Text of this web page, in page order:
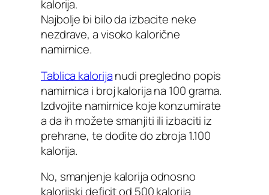
kalorija.
Najbolje bi bilo da izbacite neke
nezdrave, a visoko kalorične
namirnice.
Tablica kalorijanudi pregledno popis
namirnica i broj kalorija na 100 grama.
Izdvojite namirnice koje konzumirate
a da ih možete smanjiti ili izbaciti iz
prehrane, te dođite do zbroja 1.100
kalorija.
No, smanjenje kalorija odnosno
kalorijski deficit od 500 kalorija